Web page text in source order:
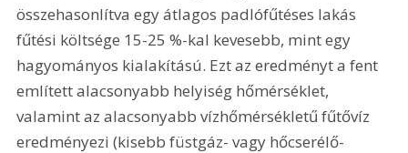
összehasonlítva egy átlagos padlófűtéses lakás
fűtési költsége 15-25 %-kal kevesebb, mint egy
hagyományos kialakítású. Ezt az eredményt a fent
említett alacsonyabb helyiség hőmérséklet,
valamint az alacsonyabb vízhőmérsékletű fűtővíz
eredményezi (kisebb füstgáz- vagy hőcserélő-